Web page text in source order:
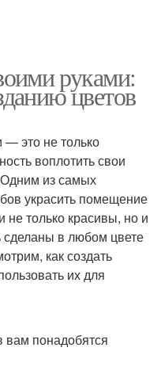
руками:
цветов
это не только
воплотить свои
Одним из самых
украсить помещение
только красивы, но и
сделаны в любом цвете
как создать
их для
понадобятся